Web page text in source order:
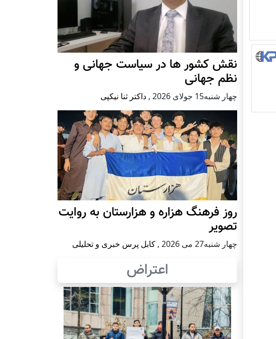
نقش کشور ها در سیاست جهانی و
نظم جهانی
چهار شنبه15 جولای 2026 , داکتر ثنا نیکپی
روز فرهنگ هزاره و هزارستان به روایت
تصویر
چهار شنبه27 می 2026 , کابل پرس خبری و تحلیلی
اعتراض